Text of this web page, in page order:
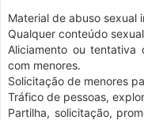
Material de abuso sexual
Qualquer conteúdo
Aliciamento ou tentativa
com menores.
Solicitação de menores
Tráfico de pessoas,
Partilha, solicitação,